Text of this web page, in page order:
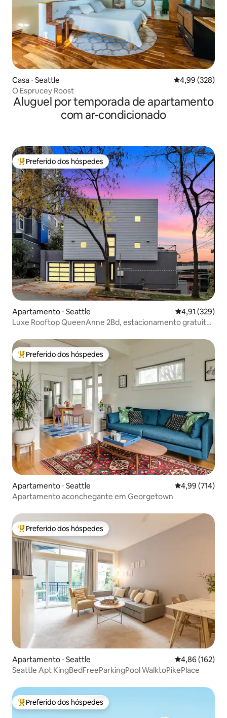
Casa ⋅ Seattle 4,99 de uma
4,99 (328)
O Esprucey Roost
Aluguel por temporada de apartamento
com ar-condicionado
Entre os melhores preferidos dos hóspedes
Preferido dos hóspedes
Apartamento ⋅ Seattle 4,91 de uma
4,91 (329)
Luxe Rooftop QueenAnne 2Bd, estacionamento gratuito,
Entre os melhores preferidos dos hóspedes
Preferido dos hóspedes
Apartamento ⋅ Seattle 4,99 de uma
4,99 (714)
Apartamento aconchegante em Georgetown
Entre os melhores preferidos dos hóspedes
Preferido dos hóspedes
Apartamento ⋅ Seattle 4,86 de uma
4,86 (162)
Seattle Apt KingBedFreeParkingPool WalktoPikePlace
Entre os melhores preferidos dos hóspedes
Preferido dos hóspedes